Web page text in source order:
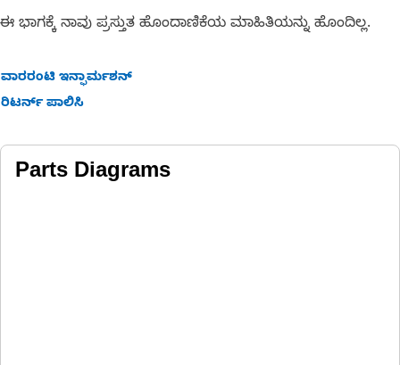
ಈ ಭಾಗಕ್ಕೆ ನಾವು ಪ್ರಸ್ತುತ ಹೊಂದಾಣಿಕೆಯ ಮಾಹಿತಿಯನ್ನು ಹೊಂದಿಲ್ಲ.
ವಾರರಂಟಿ ಇನ್ಫಾರ್ಮಶನ್
ರಿಟರ್ನ್ ಪಾಲಿಸಿ
Parts Diagrams